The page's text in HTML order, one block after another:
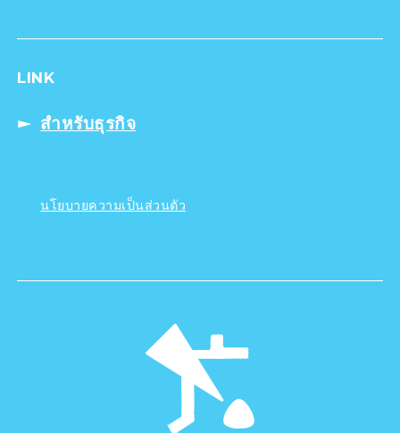
LINK
สำหรับธุรกิจ
นโยบายความเป็นส่วนตัว